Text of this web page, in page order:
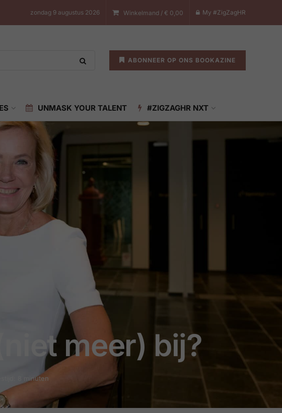
zondag 9 augustus 2026 Winkelmand / € 0,00 My #ZigZagHR
ABONNEER OP ONS BOOKAZINE
UNMASK YOUR TALENT #ZIGZAGHR NXT
meer) bij?
8 minuten